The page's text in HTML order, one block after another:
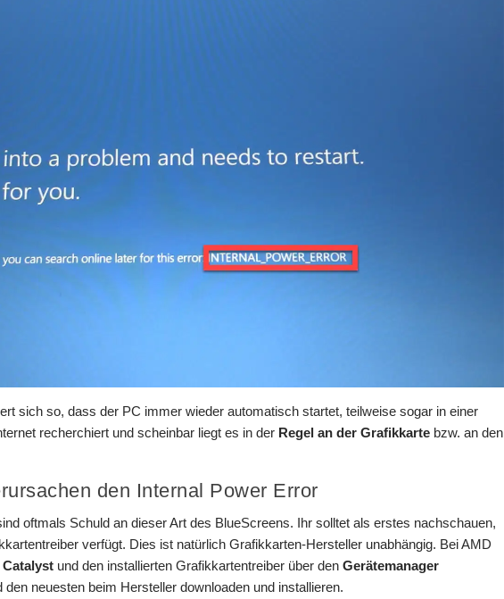
sich so, dass der PC immer wieder automatisch startet, teilweise sogar in einer
recherchiert und scheinbar liegt es in der Regel an der Grafikkarte bzw. an den
den Internal Power Error
oftmals Schuld an dieser Art des BlueScreens. Ihr solltet als erstes nachschauen,
verfügt. Dies ist natürlich Grafikkarten-Hersteller unabhängig. Bei AMD
und den installierten Grafikkartentreiber über denGerätemanager
den neuesten beim Hersteller downloaden und installieren.